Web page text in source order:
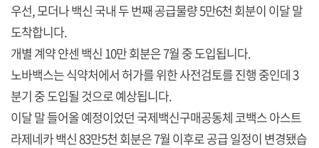
우선, 모더나 백신 국내 두 번째 공급물량 5만6천 회분이 이달 말
도착합니다.
개별 계약 얀센 백신 10만 회분은 7월 중 도입됩니다.
노바백스는 식약처에서 허가를 위한 사전검토를 진행 중인데 3
분기 중 도입될 것으로 예상됩니다.
이달 말 들어올 예정이었던 국제백신구매공동체 코백스 아스트
라제네카 백신 83만5천 회분은 7월 이후로 공급 일정이 변경됐습